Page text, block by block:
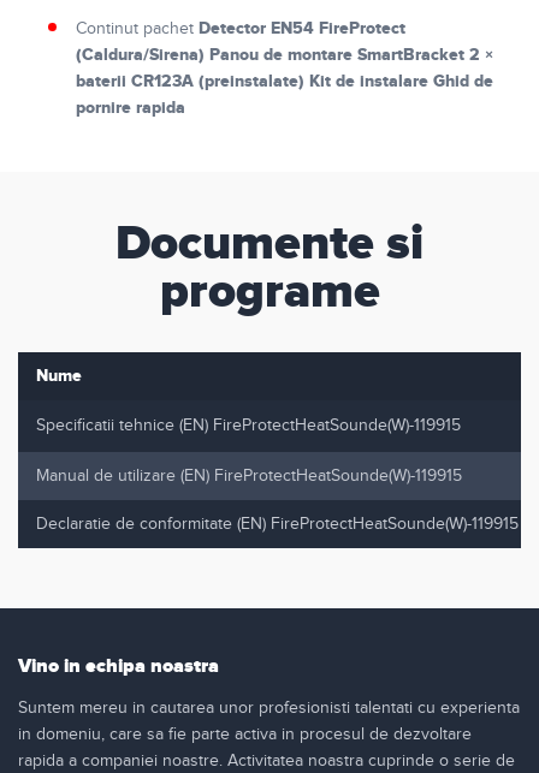
Continut pachet Detector EN54 FireProtect
(Caldura/Sirena) Panou de montare SmartBracket 2 ×
baterii CR123A (preinstalate) Kit de instalare Ghid de
pornire rapida
Documente si
programe
Nume
Specificatii tehnice (EN) FireProtectHeatSounde(W)-119915
Manual de utilizare (EN) FireProtectHeatSounde(W)-119915
Declaratie de conformitate (EN) FireProtectHeatSounde(W)-119915
Vino in echipa noastra
Suntem mereu in cautarea unor profesionisti talentati cu experienta
in domeniu, care sa fie parte activa in procesul de dezvoltare
rapida a companiei noastre. Activitatea noastra cuprinde o serie de